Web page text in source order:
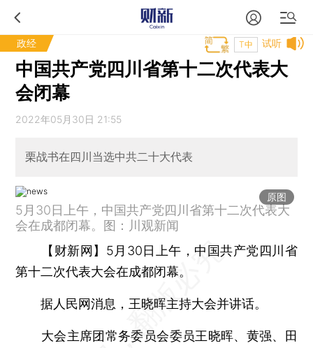
政经 试听
T中
中国共产党四川省第十二次代表大
会闭幕
2022年05月30日 21:55
栗战书在四川当选中共二十大代表
原图
5月30日上午，中国共产党四川省第十二次代表大
会在成都闭幕。图：川观新闻
【财新网】 5月30日上午，中国共产党四川省
第十二次代表大会在成都闭幕。
据人民网消息，王晓晖主持大会并讲话。
大会主席团常务委员会委员王晓晖、黄强、田